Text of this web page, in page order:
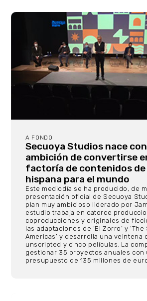
A FONDO
Secuoya Studios nace
ambición de convertirse
factoría de contenidos de
hispana para el mundo
Este mediodía se ha producido, de
presentación oficial de Secuoya
plan muy ambicioso liderado por
estudio trabaja en catorce
coproducciones y originales de
las adaptaciones de ‘El Zorro’ y
Americas’ y desarrolla una veintena
unscripted y cinco películas. La
gestionar 35 proyectos anuales con
presupuesto de 135 millones de